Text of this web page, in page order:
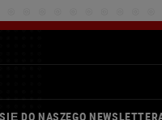
DO NASZEGO